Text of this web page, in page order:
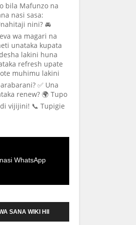
bila Mafunzo na
nasi sasa:
nini? 🚘
wa magari na
unataka kupata
lakini huna
refresh upate
muhimu lakini
✅ Una
renew? 🌍 Tupo
vijijini! 📞 Tupigie
WhatsApp
SANA WIKI HII